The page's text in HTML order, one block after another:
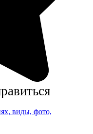
виды, фото,